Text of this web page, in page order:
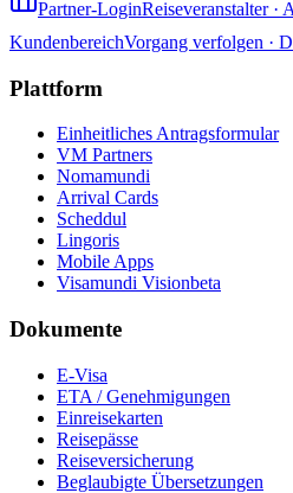
Partner-LoginReiseveranstalter ·
KundenbereichVorgang verfolgen ·
Plattform
Einheitliches Antragsformular
VM Partners
Nomamundi
Arrival Cards
Scheddul
Lingoris
Mobile Apps
Visamundi Visionbeta
Dokumente
E-Visa
ETA / Genehmigungen
Einreisekarten
Reisepässe
Reiseversicherung
Beglaubigte Übersetzungen